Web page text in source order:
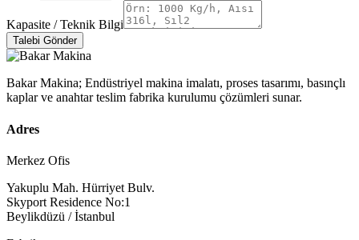
Kapasite / Teknik Bilgi
Talebi Gönder
Bakar Makina; Endüstriyel makina imalatı, proses tasarımı, basınçlı
kaplar ve anahtar teslim fabrika kurulumu çözümleri sunar.
Adres
Merkez Ofis
Yakuplu Mah. Hürriyet Bulv.
Skyport Residence No:1
Beylikdüzü / İstanbul